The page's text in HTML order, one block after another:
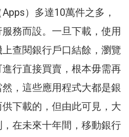
）多達10萬件之多，
務而設。一旦下載，使用
查閱銀行戶口結餘，瀏覽
行直接買賣，根本毋需再
，這些應用程式大都是銀
下載的，但由此可見，大
在未來十年間，移動銀行